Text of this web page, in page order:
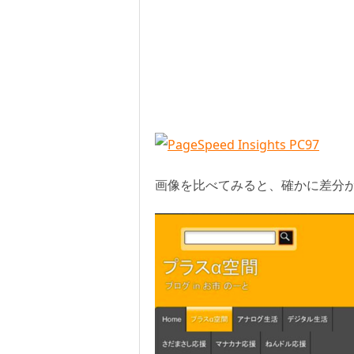
画像を比べてみると、確かに差分